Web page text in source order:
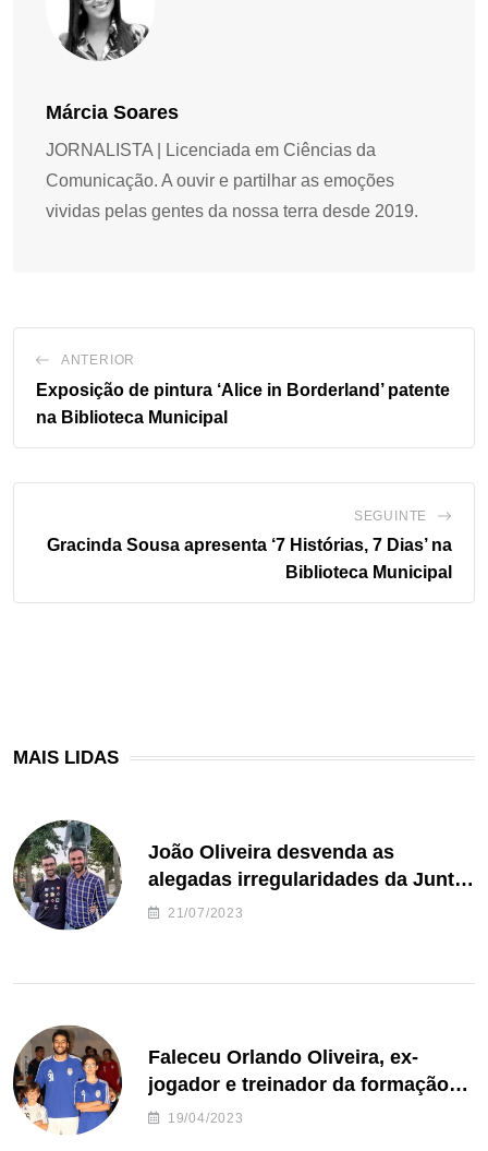
Márcia Soares
JORNALISTA | Licenciada em Ciências da
Comunicação. A ouvir e partilhar as emoções
vividas pelas gentes da nossa terra desde 2019.
ANTERIOR
Exposição de pintura ‘Alice in Borderland’ patente
na Biblioteca Municipal
SEGUINTE
Gracinda Sousa apresenta ‘7 Histórias, 7 Dias’ na
Biblioteca Municipal
MAIS LIDAS
João Oliveira desvenda as
alegadas irregularidades da Junta
de Freguesia S. João de Ver
21/07/2023
Faleceu Orlando Oliveira, ex-
jogador e treinador da formação
de andebol do Feirense
19/04/2023